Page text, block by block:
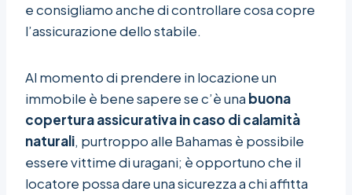
e consigliamo anche di controllare cosa copre
l’assicurazione dello stabile.
Al momento di prendere in locazione un
immobile è bene sapere se c’è una buona
copertura assicurativa in caso di calamità
naturali, purtroppo alle Bahamas è possibile
essere vittime di uragani; è opportuno che il
locatore possa dare una sicurezza a chi affitta